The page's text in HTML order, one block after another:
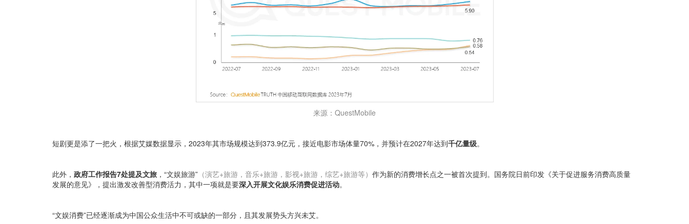
来源：QuestMobile
短剧更是添了一把火，根据艾媒数据显示，2023年其市场规模达到373.9亿元，接近电影市场体量70%，并预计在2027年达到千亿量级。
此外， 政府工作报告7处提及文旅 ，“文娱旅游” （演艺+旅游，音乐+旅游，影视+旅游，综艺+旅游等） 作为新的消费增长点之一被首次提到。国务院日前印发《关于促进服务消费高质量
发展的意见》，提出激发改善型消费活力，其中一项就是要深入开展文化娱乐消费促进活动。
“文娱消费”已经逐渐成为中国公众生活中不可或缺的一部分，且其发展势头方兴未艾。